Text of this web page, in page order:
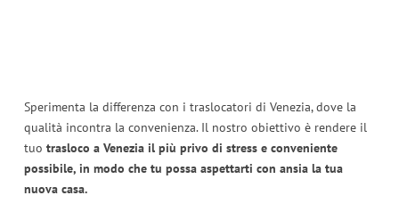
Sperimenta la differenza con i traslocatori di Venezia, dove la
qualità incontra la convenienza. Il nostro obiettivo è rendere il
tuo trasloco a Venezia il più privo di stress e conveniente
possibile, in modo che tu possa aspettarti con ansia la tua
nuova casa.